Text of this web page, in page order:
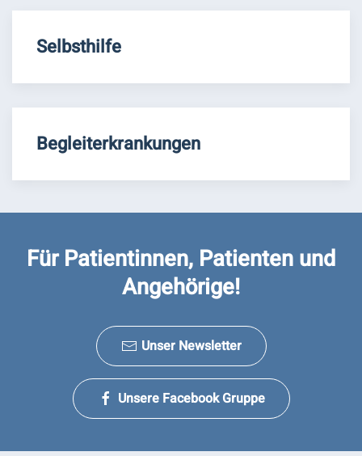
Selbsthilfe
Begleiterkrankungen
Für Patientinnen, Patienten und
Angehörige!
Unser Newsletter
Unsere Facebook Gruppe